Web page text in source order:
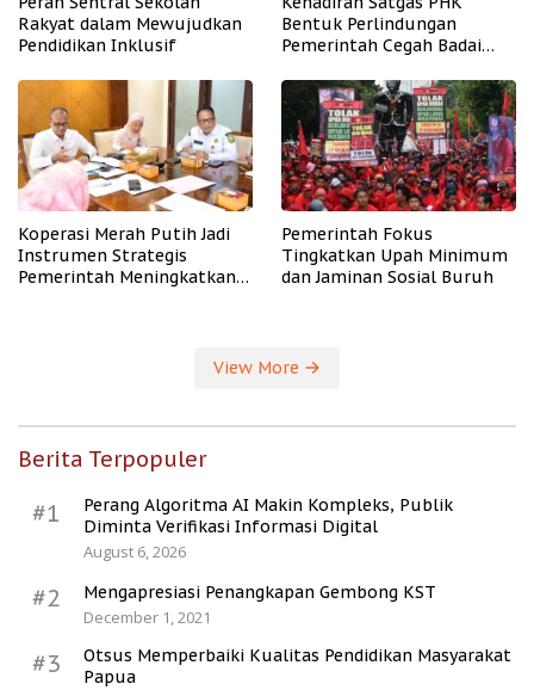
Rakyat dalam Mewujudkan
Pendidikan Inklusif
Bentuk Perlindungan
Pemerintah Cegah Badai
Koperasi Merah Putih Jadi
Instrumen Strategis
Pemerintah Meningkatkan
Pemerintah Fokus
Tingkatkan Upah Minimum
dan Jaminan Sosial Buruh
View More
Berita Terpopuler
#1
Perang Algoritma AI Makin Kompleks, Publik
Diminta Verifikasi Informasi Digital
August 6, 2026
#2
Mengapresiasi Penangkapan Gembong KST
December 1, 2021
#3
Otsus Memperbaiki Kualitas Pendidikan Masyarakat
Papua